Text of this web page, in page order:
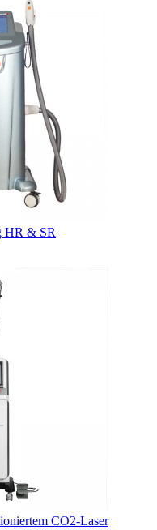
HR & SR
CO2-Laser